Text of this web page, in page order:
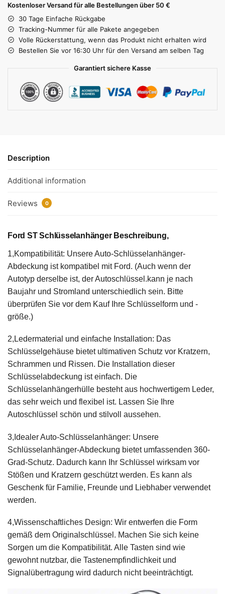
Kostenloser Versand für alle Bestellungen über 50 €
30 Tage Einfache Rückgabe
Tracking-Nummer für alle Pakete angegeben
Volle Rückerstattung, wenn das Produkt nicht erhalten wird
Bestellen Sie vor 16:30 Uhr für den Versand am selben Tag
Garantiert sichere Kasse
Description
Additional information
Reviews 0
Ford ST Schlüsselanhänger Beschreibung,
1,Kompatibilität: Unsere Auto-Schlüsselanhänger-
Abdeckung ist kompatibel mit Ford. (Auch wenn der
Autotyp derselbe ist, der Autoschlüssel.kann je nach
Baujahr und Stromland unterschiedlich sein. Bitte
überprüfen Sie vor dem Kauf Ihre Schlüsselform und -
größe.)
2,Ledermaterial und einfache Installation: Das
Schlüsselgehäuse bietet ultimativen Schutz vor Kratzern,
Schrammen und Rissen. Die Installation dieser
Schlüsselabdeckung ist einfach. Die
Schlüsselanhängerhülle besteht aus hochwertigem Leder,
das sehr weich und flexibel ist. Lassen Sie Ihre
Autoschlüssel schön und stilvoll aussehen.
3,Idealer Auto-Schlüsselanhänger: Unsere
Schlüsselanhänger-Abdeckung bietet umfassenden 360-
Grad-Schutz. Dadurch kann Ihr Schlüssel wirksam vor
Stößen und Kratzern geschützt werden. Es kann als
Geschenk für Familie, Freunde und Liebhaber verwendet
werden.
4,Wissenschaftliches Design: Wir entwerfen die Form
gemäß dem Originalschlüssel. Machen Sie sich keine
Sorgen um die Kompatibilität. Alle Tasten sind wie
gewohnt nutzbar, die Tastenempfindlichkeit und
Signalübertragung wird dadurch nicht beeinträchtigt.